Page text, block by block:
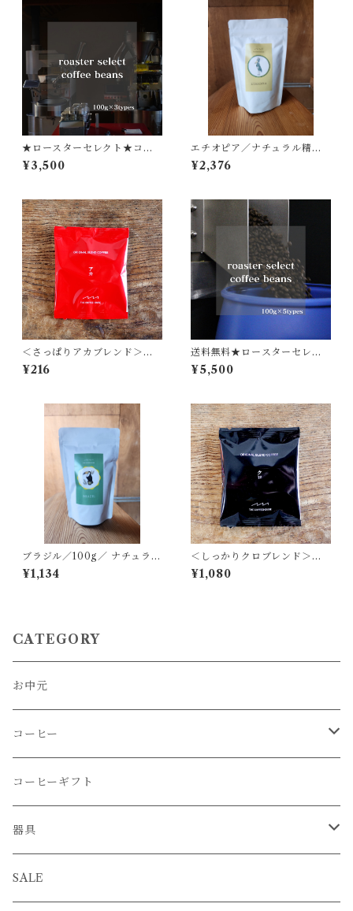
★ロースターセレクト★コー
ヒー／100ｇ×3種セット
¥3,500
エチオピア／ナチュラル精製
／200g／middleroast【ウォ
テウォッシングステーション
¥2,376
＜さっぱりアカブレンド＞コ
ーヒーバッグ 1Ｐ
¥216
送料無料★ロースターセレク
ト★コーヒー／100g×5種セッ
ト
¥5,500
ブラジル／100g／ ナチュラル
精製【グラウシオ・ジョゼ・
デ・カストロさん】darkroas
¥1,134
＜しっかりクロブレンド＞コ
ーヒーバッグ５Ｐ
¥1,080
CATEGORY
お中元
コーヒー
コーヒー豆
さっぱり
フルーティー
コーヒー豆ブレンド
水出しアイスコーヒーバック
コーヒーギフト
器具
グラインダー
SALE